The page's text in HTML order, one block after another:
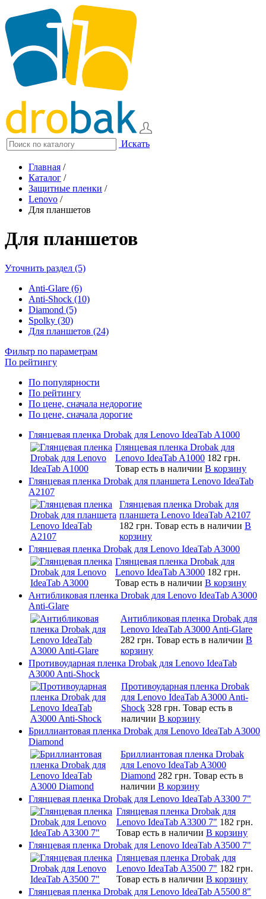
Искать
Главная /
Каталог /
Защитные пленки /
Lenovo /
Для планшетов
Для планшетов
Уточнить раздел (5)
Anti-Glare (6)
Anti-Shock (10)
Diamond (5)
Spolky (30)
Для планшетов (24)
Фильтр по параметрам
По рейтингу
По популярности
По рейтингу
По цене, сначала недорогие
По цене, сначала дорогие
Глянцевая пленка Drobak для Lenovo IdeaTab A1000
Глянцевая пленка Drobak для
Lenovo IdeaTab A1000 182 грн.
Товар есть в наличии В корзину
Глянцевая пленка Drobak для планшета Lenovo IdeaTab
A2107
Глянцевая пленка Drobak для
планшета Lenovo IdeaTab A2107
182 грн. Товар есть в наличии В
корзину
Глянцевая пленка Drobak для Lenovo IdeaTab A3000
Глянцевая пленка Drobak для
Lenovo IdeaTab A3000 182 грн.
Товар есть в наличии В корзину
Антибликовая пленка Drobak для Lenovo IdeaTab A3000
Anti-Glare
Антибликовая пленка Drobak для
Lenovo IdeaTab A3000 Anti-Glare
282 грн. Товар есть в наличии В
корзину
Противоударная пленка Drobak для Lenovo IdeaTab
A3000 Anti-Shock
Противоударная пленка Drobak
для Lenovo IdeaTab A3000 Anti-
Shock 328 грн. Товар есть в
наличии В корзину
Бриллиантовая пленка Drobak для Lenovo IdeaTab A3000
Diamond
Бриллиантовая пленка Drobak
для Lenovo IdeaTab A3000
Diamond 282 грн. Товар есть в
наличии В корзину
Глянцевая пленка Drobak для Lenovo IdeaTab A3300 7"
Глянцевая пленка Drobak для
Lenovo IdeaTab A3300 7" 182 грн.
Товар есть в наличии В корзину
Глянцевая пленка Drobak для Lenovo IdeaTab A3500 7"
Глянцевая пленка Drobak для
Lenovo IdeaTab A3500 7" 182 грн.
Товар есть в наличии В корзину
Глянцевая пленка Drobak для Lenovo IdeaTab A5500 8"